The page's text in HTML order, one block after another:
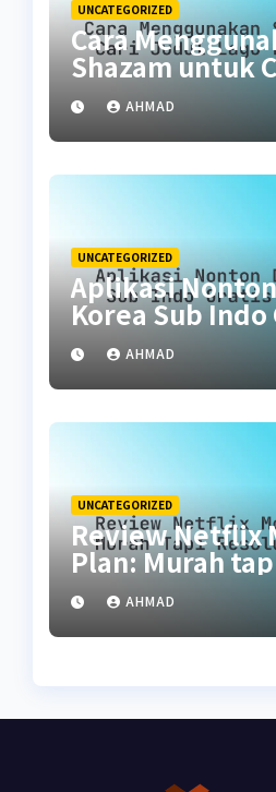
UNCATEGORIZED
Cara
Shazam untuk
Lagu Lewat
AHMAD
UNCATEGORIZED
Aplikasi
Korea Sub
LegalAHMAD
UNCATEGORIZED
Review Netflix
Plan: Murah
Rendah?
AHMAD